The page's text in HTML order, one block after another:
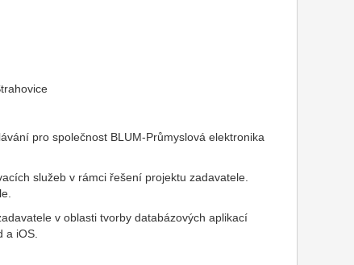
pro společnost BLUM-Průmyslová elektronika
služeb v rámci řešení projektu zadavatele.
v oblasti tvorby databázových aplikací
a iOS.